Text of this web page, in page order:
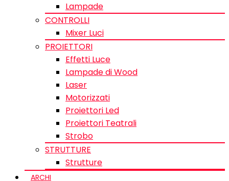
Lampade
CONTROLLI
Mixer Luci
PROIETTORI
Effetti Luce
Lampade di Wood
Laser
Motorizzati
Proiettori Led
Proiettori Teatrali
Strobo
STRUTTURE
Strutture
ARCHI